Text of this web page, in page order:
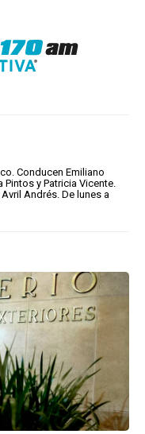
Conducen Emiliano
Pintos y Patricia Vicente.
Andrés. De lunes a